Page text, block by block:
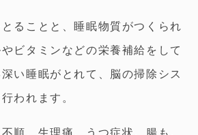
ることと、睡眠物質がつくられ
ビタミンなどの栄養補給をして
い睡眠がとれて、脳の掃除シス
われます。